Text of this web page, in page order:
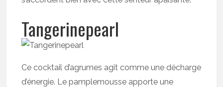
Tangerinepearl
Ce cocktail d’agrumes agit comme une décharge
d’énergie. Le pamplemousse apporte une